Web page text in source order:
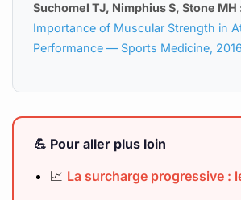
Suchomel TJ, Nimphius S, Stone MH
Importance of Muscular Strength in
Performance — Sports Medicine,
💪 Pour aller plus loin
📈 La surcharge progressive :